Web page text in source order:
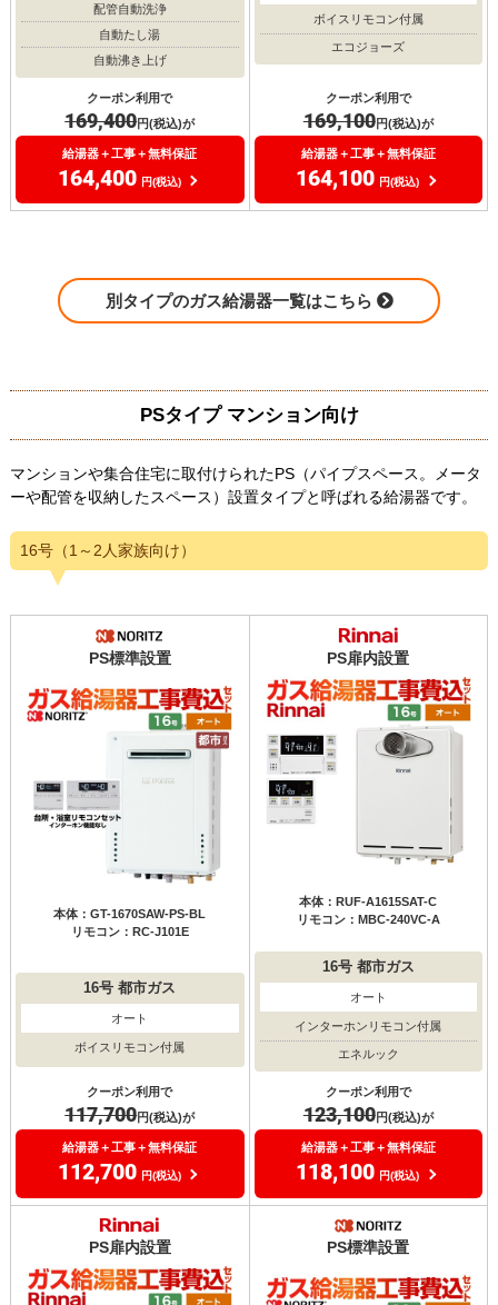
配管自動洗浄
自動たし湯
自動沸き上げ
クーポン利用で
169,400円(税込)が
給湯器＋工事＋無料保証
164,400 円(税込)
ボイスリモコン付属
エコジョーズ
クーポン利用で
169,100円(税込)が
給湯器＋工事＋無料保証
164,100 円(税込)
別タイプのガス給湯器一覧はこちら
PSタイプ マンション向け
マンションや集合住宅に取付けられたPS（パイプスペース。メータ
ーや配管を収納したスペース）設置タイプと呼ばれる給湯器です。
16号（1～2人家族向け）
PS標準設置
本体：GT-1670SAW-PS-BL
リモコン：RC-J101E
16号 都市ガス
オート
ボイスリモコン付属
クーポン利用で
117,700円(税込)が
給湯器＋工事＋無料保証
112,700 円(税込)
PS扉内設置
本体：RUF-A1615SAT-C
リモコン：MBC-240VC-A
16号都市ガス
オート
インターホンリモコン付属
エネルック
クーポン利用で
123,100円(税込)が
給湯器＋工事＋無料保証
118,100 円(税込)
PS扉内設置 PS標準設置